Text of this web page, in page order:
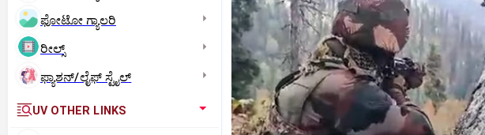
ಫೋಟೋ ಗ್ಯಾಲರಿ
ರೀಲ್ಸ್
ಫ್ಯಾಶನ್/ಲೈಫ್‌ ಸ್ಟೈಲ್
UV OTHER LINKS